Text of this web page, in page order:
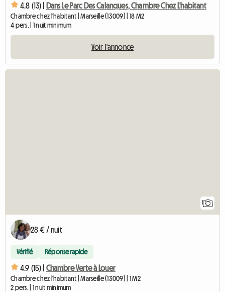
4.8 (13) | Dans Le Parc Des Calanques, Chambre Chez L'habitant
Chambre chez l'habitant | Marseille (13009) | 18 M2
4 pers. | 1 nuit minimum
Voir l'annonce
28 € / nuit
Vérifié Réponse rapide
4.9 (15) | Chambre Verte à Louer
Chambre chez l'habitant | Marseille (13009) | 1 M2
2 pers. | 1 nuit minimum